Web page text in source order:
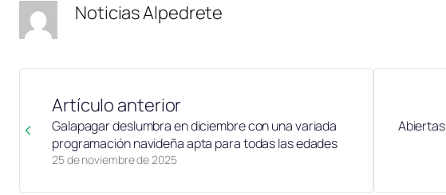
Noticias Alpedrete
Artículo anterior
25 de noviembre de 2025
Galapagar deslumbra en diciembre con una variada
programación navideña apta para todas las edades